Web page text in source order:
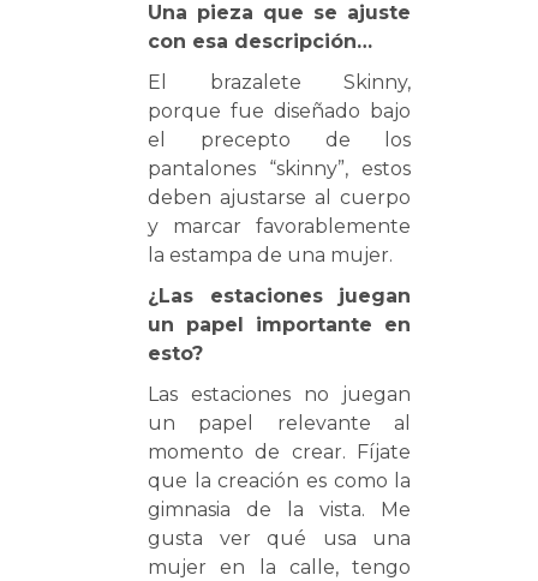
Una pieza que se ajuste
con esa descripción…
El brazalete Skinny,
porque fue diseñado bajo
el precepto de los
pantalones “skinny”, estos
deben ajustarse al cuerpo
y marcar favorablemente
la estampa de una mujer.
¿Las estaciones juegan
un papel importante en
esto?
Las estaciones no juegan
un papel relevante al
momento de crear. Fíjate
que la creación es como la
gimnasia de la vista. Me
gusta ver qué usa una
mujer en la calle, tengo